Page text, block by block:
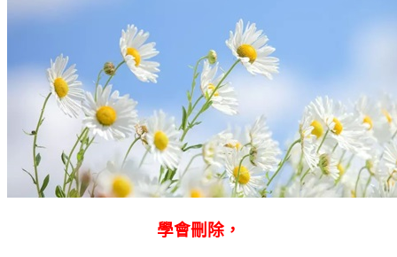
學會刪除，